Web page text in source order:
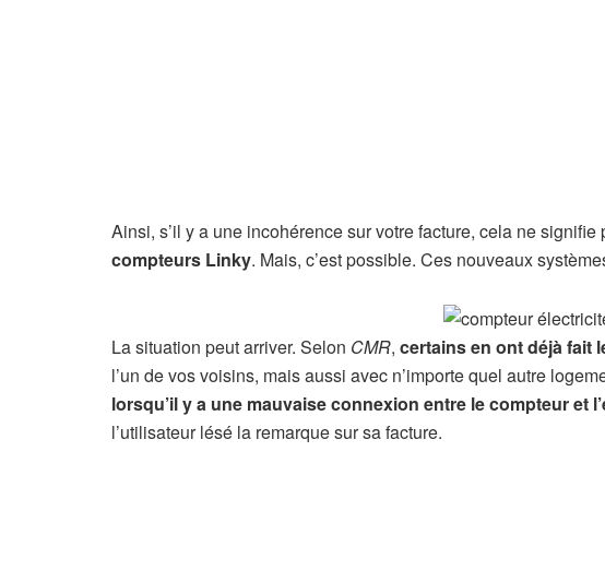
Ainsi, s’il y a une incohérence sur votre facture, cela ne
compteurs Linky. Mais, c’est possible. Ces nouveaux
La situation peut arriver. Selon CMR, certains en ont déjà fait
l’un de vos voisins, mais aussi avec n’importe quel autre
lorsqu’il y a une mauvaise connexion entre le compteur et
l’utilisateur lésé la remarque sur sa facture.